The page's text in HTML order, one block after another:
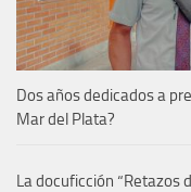
Dos años dedicados a
Mar del Plata?
La docuficción “Retazos